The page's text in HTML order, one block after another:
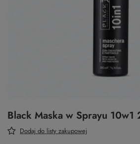
Black Maska w Sprayu 10w1
Dodaj do listy zakupowej